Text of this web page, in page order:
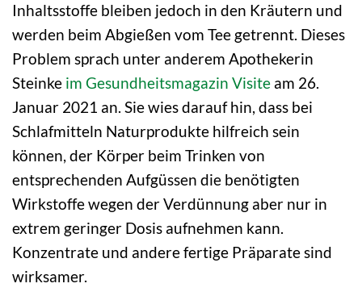
Inhaltsstoffe bleiben jedoch in den Kräutern und
werden beim Abgießen vom Tee getrennt. Dieses
Problem sprach unter anderem Apothekerin
Steinke im Gesundheitsmagazin Visite am 26.
Januar 2021 an. Sie wies darauf hin, dass bei
Schlafmitteln Naturprodukte hilfreich sein
können, der Körper beim Trinken von
entsprechenden Aufgüssen die benötigten
Wirkstoffe wegen der Verdünnung aber nur in
extrem geringer Dosis aufnehmen kann.
Konzentrate und andere fertige Präparate sind
wirksamer.